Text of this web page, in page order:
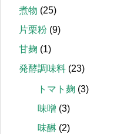
煮物 (25)
片栗粉 (9)
甘麹 (1)
発酵調味料 (23)
トマト麹 (3)
味噌 (3)
味醂 (2)